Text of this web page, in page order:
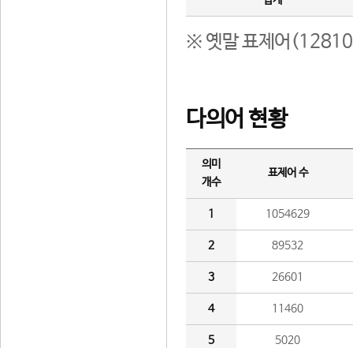
※ 옛말 표제어(12810
다의어 현황
의미
개수
표제어 수
1 1054629
2 89532
3 26601
4 11460
5 5020